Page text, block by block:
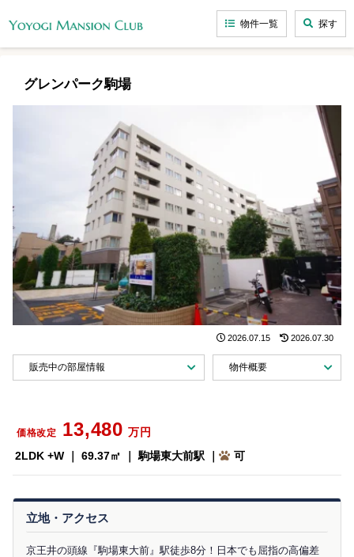
物件一覧 探す
グレンパーク駒場
2026.07.15 2026.07.30
販売中の部屋情報 物件概要
価格改定 13,480 万円
2LDK +W ｜ 69.37㎡ ｜ 駒場東大前駅 ｜
可
立地・アクセス
京王井の頭線『駒場東大前』駅徒歩8分！日本でも屈指の高偏差